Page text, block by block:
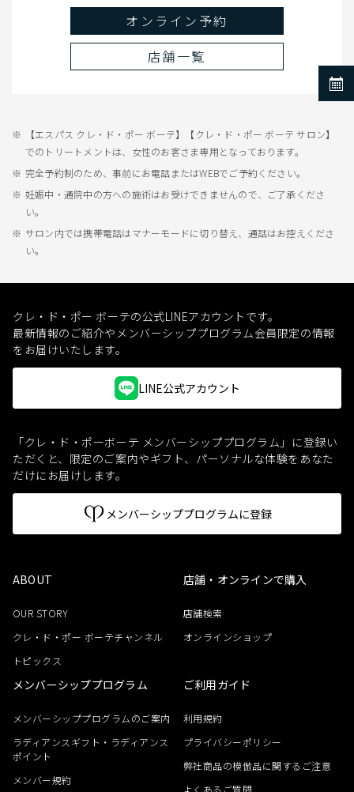
オンライン予約
店舗一覧
【エスパス クレ・ド・ポー ボーテ】【クレ・ド・ポー ボーテ サロン】
でのトリートメントは、女性のお客さま専用となっております。
完全予約制のため、事前にお電話またはWEBでご予約ください。
妊娠中・通院中の方への施術はお受けできませんので、ご了承くださ
い。
サロン内では携帯電話はマナーモードに切り替え、通話はお控えくださ
い。
クレ・ド・ポー ボーテの公式LINEアカウントです。
最新情報のご紹介やメンバーシッププログラム会員限定の情報
をお届けいたします。
LINE公式アカウント
「クレ・ド・ポーボーテ メンバーシッププログラム」に登録い
ただくと、 限定のご案内やギフト、パーソナルな体験をあなた
だけにお届けします。
メンバーシッププログラムに登録
ABOUT
OUR STORY
クレ・ド・ポー ボーテチャンネル
トピックス
店舗・オンラインで購入
店舗検索
オンラインショップ
メンバーシッププログラム
メンバーシッププログラムのご案内
ラディアンスギフト・ラディアンス
ポイント
メンバー規約
ご利用ガイド
利用規約
プライバシーポリシー
弊社商品の模倣品に関するご注意